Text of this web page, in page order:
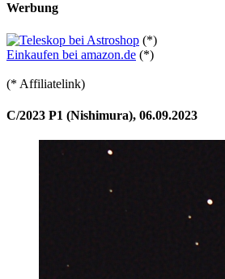
Werbung
(*)
Einkaufen bei amazon.de (*)
(* Affiliatelink)
C/2023 P1 (Nishimura), 06.09.2023